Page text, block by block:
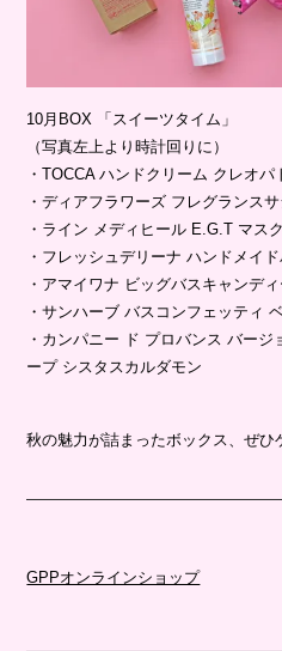
10月BOX 「スイーツタイム」
（写真左上より時計回りに）
・TOCCA ハンドクリーム クレオパ
・ディアフラワーズ フレグランス
・ライン メディヒール E.G.T マス
・フレッシュデリーナ ハンドメイ
・アマイワナ ビッグバスキャンデ
・サンハーブ バスコンフェッティ
・カンパニー ド プロバンス バー
ープ シスタスカルダモン
秋の魅力が詰まったボックス、ぜひ
GPPオンラインショップ